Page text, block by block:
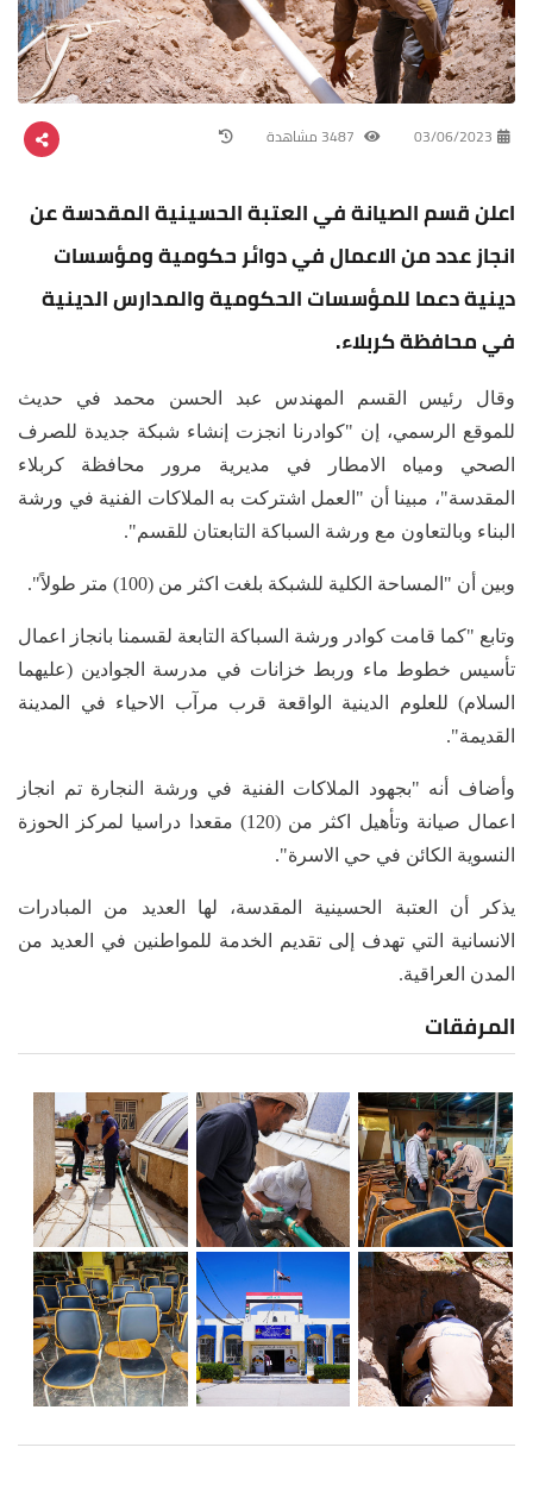
03/06/2023
اعلن قسم الصيانة في العتبة الحسينية المقدسة عن
انجاز عدد من الاعمال في دوائر حكومية ومؤسسات
دينية دعما للمؤسسات الحكومية والمدارس الدينية
في محافظة كربلاء.
وقال رئيس القسم المهندس عبد الحسن محمد في حديث
للموقع الرسمي، إن "كوادرنا انجزت إنشاء شبكة جديدة للصرف
الصحي ومياه الامطار في مديرية مرور محافظة كربلاء
المقدسة"، مبينا أن "العمل اشتركت به الملاكات الفنية في ورشة
البناء وبالتعاون مع ورشة السباكة التابعتان للقسم".
وبين أن "المساحة الكلية للشبكة بلغت اكثر من (100) متر طولاً".
وتابع "كما قامت كوادر ورشة السباكة التابعة لقسمنا بانجاز اعمال
تأسيس خطوط ماء وربط خزانات في مدرسة الجوادين (عليهما
السلام) للعلوم الدينية الواقعة قرب مرآب الاحياء في المدينة
القديمة".
وأضاف أنه "بجهود الملاكات الفنية في ورشة النجارة تم انجاز
اعمال صيانة وتأهيل اكثر من (120) مقعدا دراسيا لمركز الحوزة
النسوية الكائن في حي الاسرة".
يذكر أن العتبة الحسينية المقدسة، لها العديد من المبادرات
الانسانية التي تهدف إلى تقديم الخدمة للمواطنين في العديد من
المدن العراقية.
المرفقات